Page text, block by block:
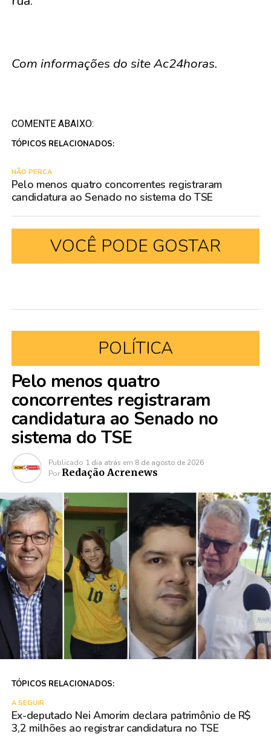
Com informações do site Ac24horas.
COMENTE ABAIXO:
TÓPICOS RELACIONADOS:
NÃO PERCA
Pelo menos quatro concorrentes registraram
candidatura ao Senado no sistema do TSE
VOCÊ PODE GOSTAR
POLÍTICA
Pelo menos quatro
concorrentes registraram
candidatura ao Senado no
sistema do TSE
Publicado 1 dia atrás em 8 de agosto de 2026
Por Redação Acrenews
TÓPICOS RELACIONADOS:
A SEGUIR
Ex-deputado Nei Amorim declara patrimônio de R$
3,2 milhões ao registrar candidatura no TSE